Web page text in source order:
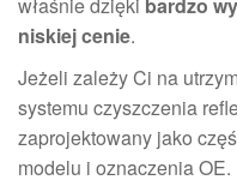
niskiej cenie.
Jeżeli zależy Ci na
systemu czyszczenia
zaprojektowany jako
modelu i oznaczenia OE.